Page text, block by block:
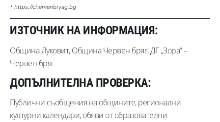
• https://chervenbryag.bg
ИЗТОЧНИК НА ИНФОРМАЦИЯ:
Община Луковит, Община Червен бряг, ДГ „Зора“ –
Червен бряг
ДОПЪЛНИТЕЛНА ПРОВЕРКА:
Публични съобщения на общините, регионални
културни календари, обяви от образователни